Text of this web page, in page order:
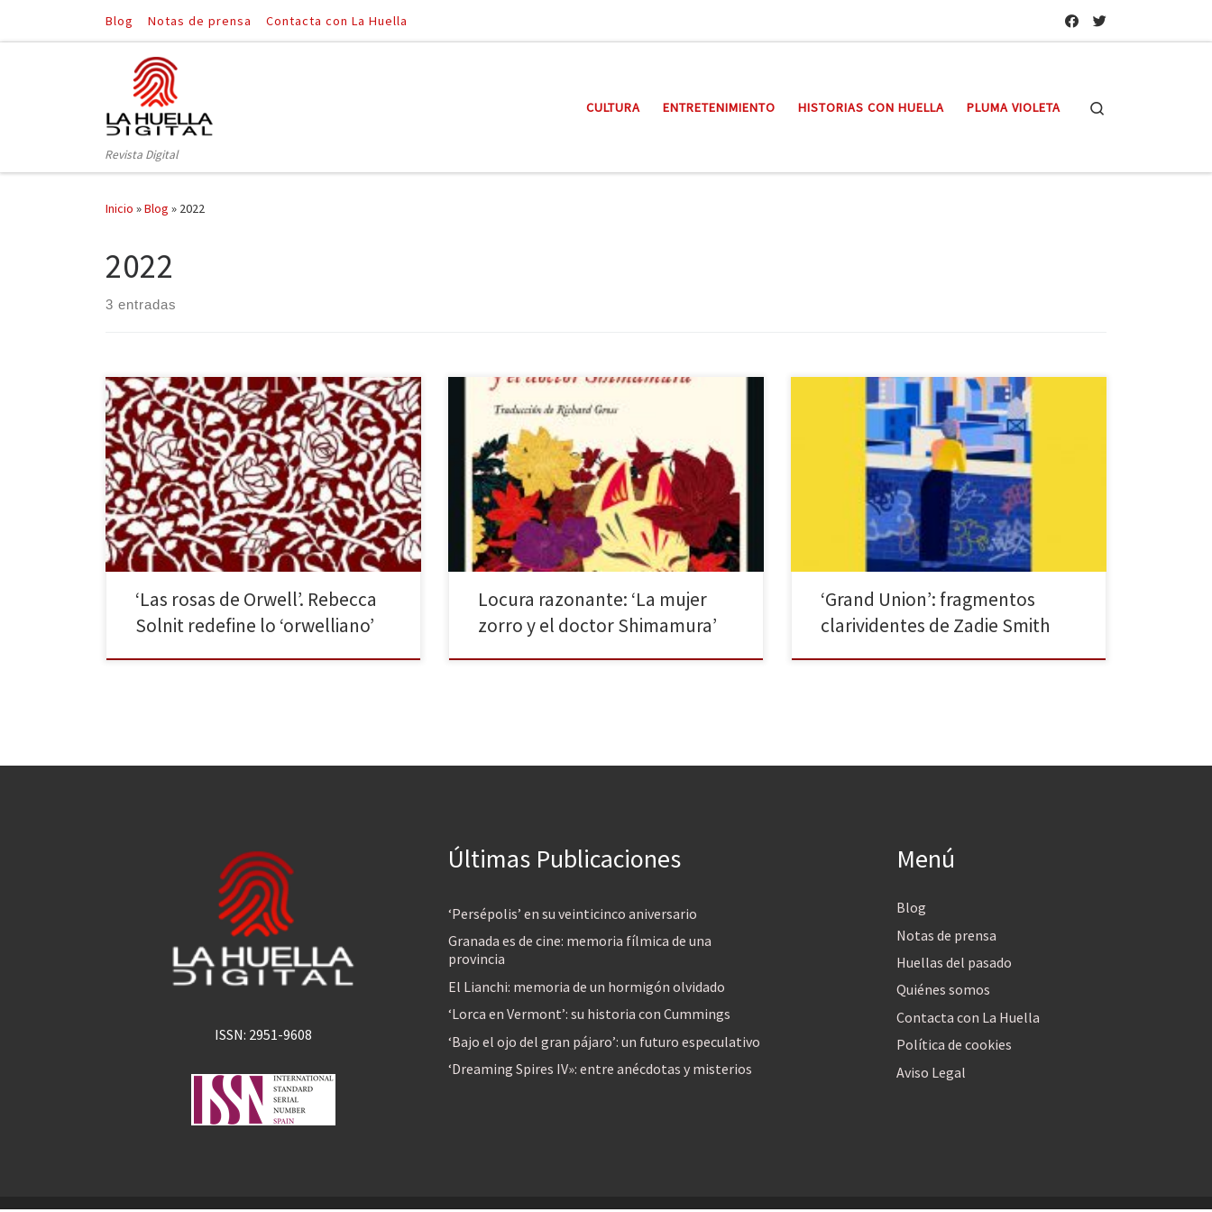
Saltar al contenido
Blog Notas de prensa Contacta con La Huella
Revista Digital
CULTURA ENTRETENIMIENTO HISTORIAS CON HUELLA PLUMA VIOLETA
Inicio »Blog » 2022
2022
3 entradas
«El mero acto de tratar de mirar hacia el futuro para
vislumbrar posibilidades y ofrecer advertencias es en
sí un acto de esperanza», Octavia Butler. «Si “guerra”
tiene un antónimo quizás sea “jardines”». «En la
primavera de 1936, un escritor plantó rosales». Se
llamaba George Orwell,y unos años más tarde […]
‘Las rosas de Orwell’. Rebecca
Solnit redefine lo ‘orwelliano’
«En Berlín no reinaba más que la razón». Es verano
de 1891, periodo Meiji. El doctor Shimamura Sunichi
se encuentra de expedición en el Japón remoto,
donde, se dice, existen poblados en las montañas en
los que algunas mujeres han sido poseídas por
espíritus de zorros. Escéptico, Shimamura se […]
Locura razonante: ‘La mujer
zorro y el doctor Shimamura’
«Contar una historia es una muestra de cariño», («A la
perfección», Grand Union). «En los últimos tiempos
adoro los fragmentos. No concibo que un fragmento
sea defectuoso o incompleto en ningún sentido». Bien
podría ser yo la que dijera esto mientras le cuento a
alguna amiga mi acuciante afición por […]
‘Grand Union’: fragmentos
clarividentes de Zadie Smith
ISSN: 2951-9608
Últimas Publicaciones
‘Persépolis’ en su veinticinco aniversario
Granada es de cine: memoria fílmica de una
provincia
El Lianchi: memoria de un hormigón olvidado
‘Lorca en Vermont’: su historia con Cummings
‘Bajo el ojo del gran pájaro’: un futuro especulativo
‘Dreaming Spires IV»: entre anécdotas y misterios
Menú
Blog
Notas de prensa
Huellas del pasado
Quiénes somos
Contacta con La Huella
Política de cookies
Aviso Legal